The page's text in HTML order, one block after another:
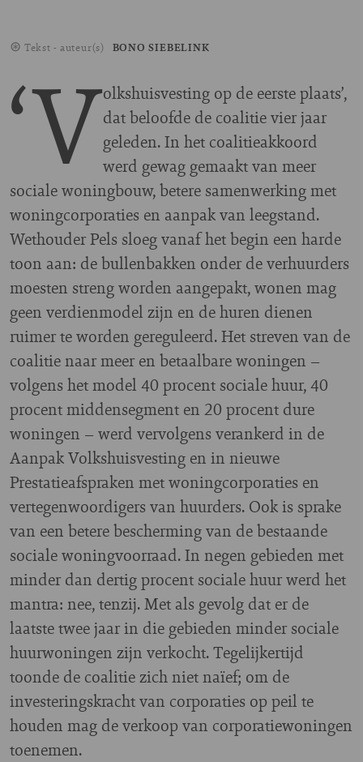
Tekst - auteur(s) BONO SIEBELINK
‘Volkshuisvesting op de eerste plaats’,
dat beloofde de coalitie vier jaar
geleden. In het coalitieakkoord
werd gewag gemaakt van meer
sociale woningbouw, betere samenwerking met
woningcorporaties en aanpak van leegstand.
Wethouder Pels sloeg vanaf het begin een harde
toon aan: de bullenbakken onder de verhuurders
moesten streng worden aangepakt, wonen mag
geen verdienmodel zijn en de huren dienen
ruimer te worden gereguleerd. Het streven van de
coalitie naar meer en betaalbare woningen –
volgens het model 40 procent sociale huur, 40
procent middensegment en 20 procent dure
woningen – werd vervolgens verankerd in de
Aanpak Volkshuisvesting en in nieuwe
Prestatieafspraken met woningcorporaties en
vertegenwoordigers van huurders. Ook is sprake
van een betere bescherming van de bestaande
sociale woningvoorraad. In negen gebieden met
minder dan dertig procent sociale huur werd het
mantra: nee, tenzij. Met als gevolg dat er de
laatste twee jaar in die gebieden minder sociale
huurwoningen zijn verkocht. Tegelijkertijd
toonde de coalitie zich niet naïef; om de
investeringskracht van corporaties op peil te
houden mag de verkoop van corporatiewoningen
toenemen.